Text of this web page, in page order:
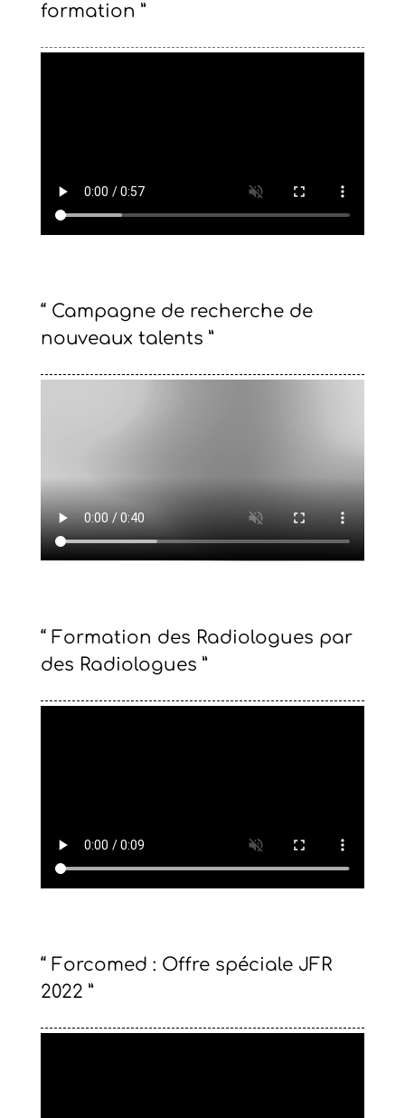
formation ”
“ Campagne de recherche de
nouveaux talents ”
“ Formation des Radiologues par
des Radiologues ”
“ Forcomed : Offre spéciale JFR
2022 ”